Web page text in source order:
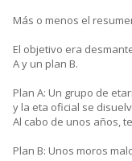
Más o menos el
El objetivo era
A y un plan B.
Plan A: Un grupo de
y la eta oficial se
Al cabo de unos años,
Plan B: Unos moros